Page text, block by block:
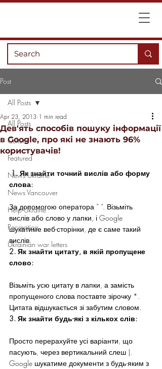
Post
All Posts
Culture
Featured
News Ukraine
News Vancouver
Help Ukraine
Recreation
Ukrainian war letters
All Posts
Дев'ять способів пошуку інформації
в Google, про які не знають 96%
користувачів!
Apr 23, 2013 1 min read
1. Як знайти точний вислів або форму
слова:
За допомогою оператора ” “. Візьміть
вислів або слово у лапки, і Google
шукатиме веб-сторінки, де є саме такий
вислів.
2. Як знайти цитату, в якій пропущене
слово:
Візьміть усю цитату в лапки, а замість
пропущеного слова поставте зірочку *.
Цитата відшукається зі забутим словом.
3. Як знайти будь-які з кількох слів:
Просто перерахуйте усі варіанти, що
пасують, через вертикальний слеш |.
Google шукатиме документи з будь-яким з